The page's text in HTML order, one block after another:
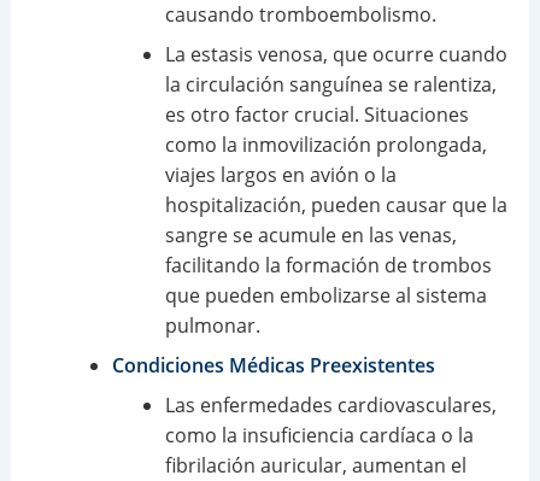
causando tromboembolismo.
La estasis venosa, que ocurre cuando
la circulación sanguínea se ralentiza,
es otro factor crucial. Situaciones
como la inmovilización prolongada,
viajes largos en avión o la
hospitalización, pueden causar que la
sangre se acumule en las venas,
facilitando la formación de trombos
que pueden embolizarse al sistema
pulmonar.
Condiciones Médicas Preexistentes
Las enfermedades cardiovasculares,
como la insuficiencia cardíaca o la
fibrilación auricular, aumentan el